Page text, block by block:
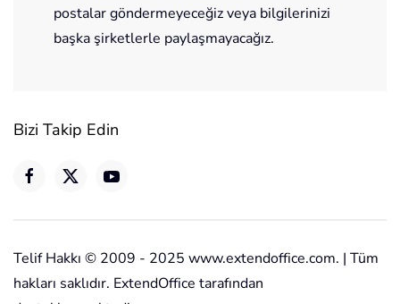
postalar göndermeyeceğiz veya bilgilerinizi
başka şirketlerle paylaşmayacağız.
Bizi Takip Edin
Telif Hakkı © 2009 - 2025 www.extendoffice.com. | Tüm
hakları saklıdır. ExtendOffice tarafından